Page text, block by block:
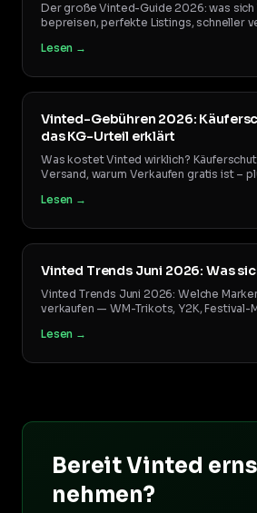
Der große Vinted-Guide 2026: was sich
bepreisen, perfekte Listings, schneller
Lesen →
Vinted-Gebühren 2026:
das KG-Urteil erklärt
Was kostet Vinted wirklich?
Versand, warum Verkaufen gratis ist –
Alle Fakten mit Quellen, Stand 2026.
Lesen →
Vinted Trends Juni 2026: Was
Vinted Trends Juni 2026: Welche
verkaufen — WM-Trikots, Y2K, Festival-
Lesen →
Bereit Vinted
nehmen?